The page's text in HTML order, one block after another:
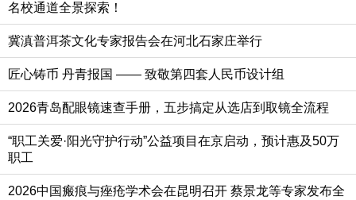
名校通道全景探索！
冀滇普洱茶文化专家报告会在河北石家庄举行
匠心铸币 丹青报国 —— 致敬第四套人民币设计组
2026青岛配眼镜速查手册，五步搞定从选店到取镜全流程
“职工关爱·阳光守护行动”公益项目在京启动，预计惠及50万
职工
2026中国瘢痕与痤疮学术会在昆明召开 蔡景龙等专家发布全